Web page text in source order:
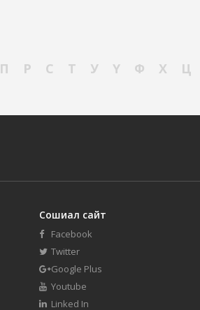
П Р С Т У Ү Ф Х Ц
Сошиал сайт
Facebook
Twitter
Google Plus
Youtube
Linked In